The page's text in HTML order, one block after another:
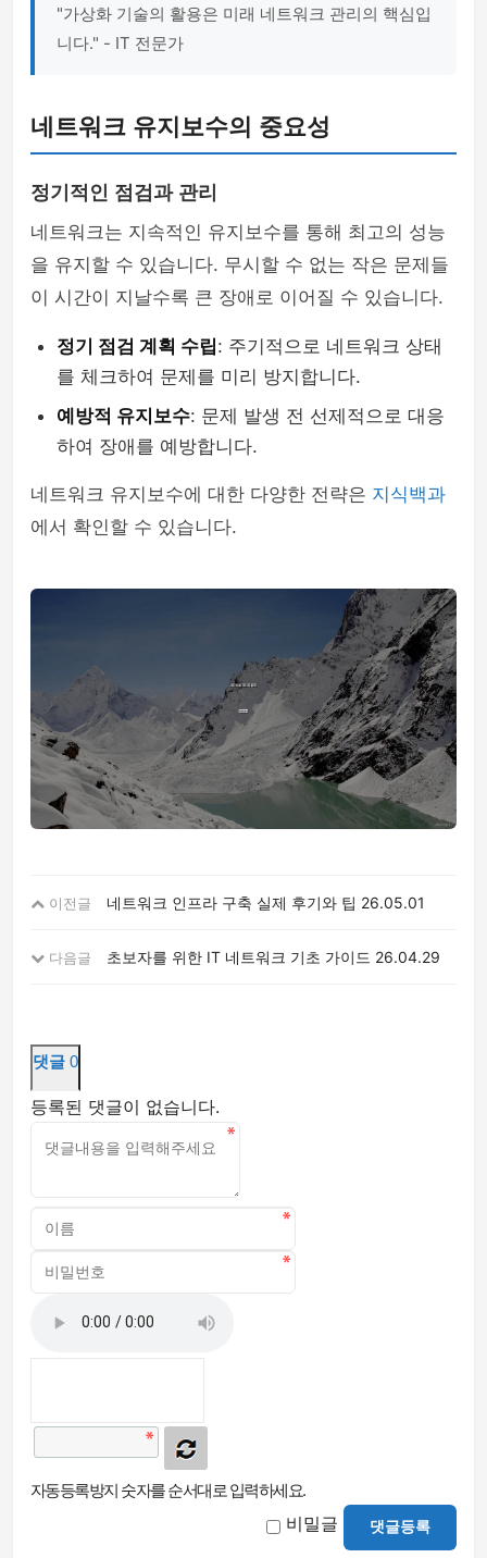
"가상화 기술의 활용은 미래 네트워크 관리의 핵심입
니다." - IT 전문가
네트워크 유지보수의 중요성
정기적인 점검과 관리
네트워크는 지속적인 유지보수를 통해 최고의 성능
을 유지할 수 있습니다. 무시할 수 없는 작은 문제들
이 시간이 지날수록 큰 장애로 이어질 수 있습니다.
정기 점검 계획 수립: 주기적으로 네트워크 상태
를 체크하여 문제를 미리 방지합니다.
예방적 유지보수: 문제 발생 전 선제적으로 대응
하여 장애를 예방합니다.
네트워크 유지보수에 대한 다양한 전략은 지식백과
에서 확인할 수 있습니다.
이전글 네트워크 인프라 구축 실제 후기와 팁 26.05.01
다음글 초보자를 위한 IT 네트워크 기초 가이드 26.04.29
댓글 0
등록된 댓글이 없습니다.
자동등록방지 숫자를 순서대로 입력하세요.
비밀글 댓글등록